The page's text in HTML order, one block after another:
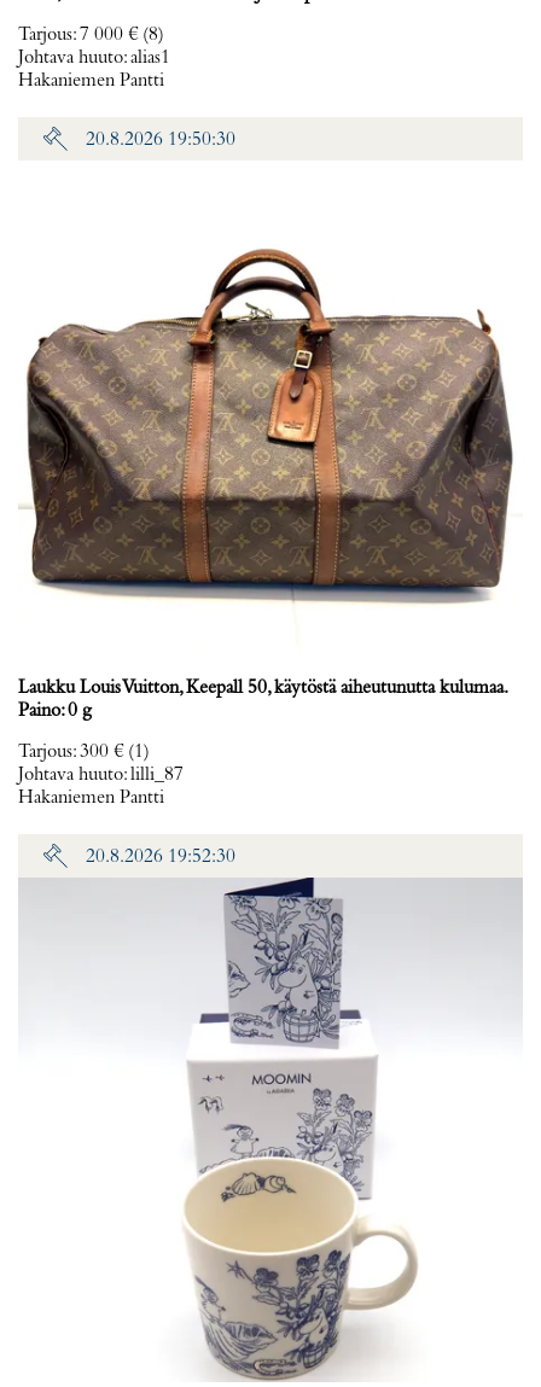
Tarjous:7 000 € (8)
Johtava huuto:alias1
Hakaniemen Pantti
20.8.2026 19:50:30
Laukku Louis Vuitton, Keepall 50, käytöstä aiheutunutta kulumaa.
Paino: 0 g
Tarjous:300 € (1)
Johtava huuto:lilli_87
Hakaniemen Pantti
20.8.2026 19:52:30